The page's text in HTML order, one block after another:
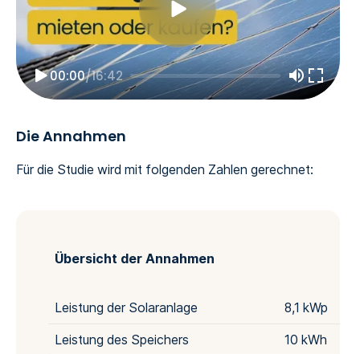
00:00/16:42
Die Annahmen
Für die Studie wird mit folgenden Zahlen gerechnet:
Übersicht der Annahmen
Leistung der Solaranlage 8,1 kWp
Leistung des Speichers 10 kWh